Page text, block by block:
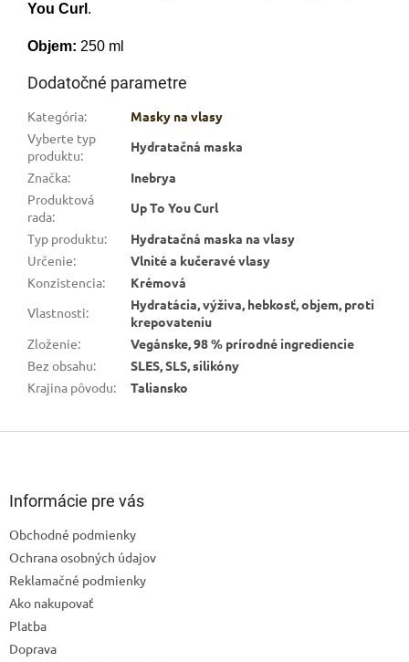
You Curl .
Objem: 250 ml
Dodatočné parametre
Kategória:
Masky na vlasy
Vyberte typ
produktu:
Hydratačná maska
Značka:
Inebrya
Produktová
rada:
Up To You Curl
Typ produktu:
Hydratačná maska na vlasy
Určenie:
Vlnité a kučeravé vlasy
Konzistencia:
Krémová
Vlastnosti:
Hydratácia, výživa, hebkosť, objem, proti
krepovateniu
Zloženie:
Vegánske, 98 % prírodné ingrediencie
Bez obsahu:
SLES, SLS, silikóny
Krajina pôvodu: Taliansko
Informácie pre vás
Obchodné podmienky
Ochrana osobných údajov
Reklamačné podmienky
Ako nakupovať
Platba
Doprava